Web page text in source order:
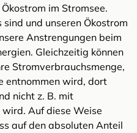
im Stromsee.
und unseren Ökostrom
Anstrengungen beim
Gleichzeitig können
Stromverbrauchsmenge,
entnommen wird, dort
nicht z. B. mit
Auf diese Weise
auf den absoluten Anteil